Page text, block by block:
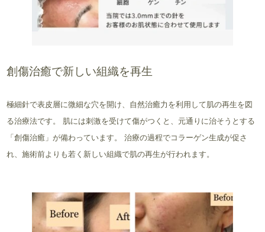
創傷治癒で新しい組織を再生
極細針で表皮層に微細な穴を開け、自然治癒力を利用して肌の再生を図
る治療法です。 肌には刺激を受けて傷がつくと、元通りに治そうとする
「創傷治癒」が備わっています。 治療の過程でコラーゲン生成が促さ
れ、施術前よりも若く新しい組織で肌の再生が行われます。